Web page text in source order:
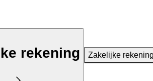
rekening Zakelijke